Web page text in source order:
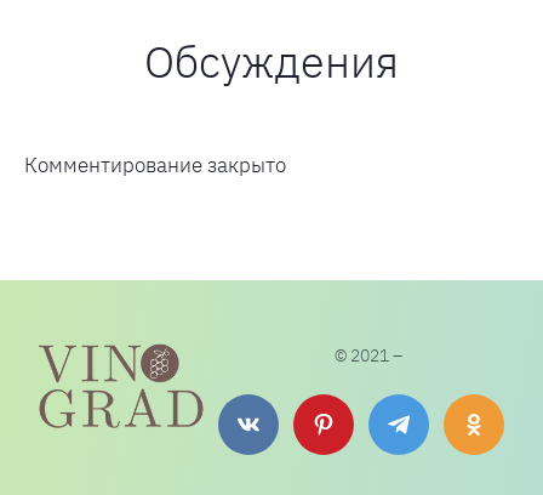
Обсуждения
Комментирование закрыто
© 2021 –